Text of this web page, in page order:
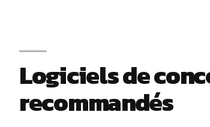
Logiciels de
recommandés